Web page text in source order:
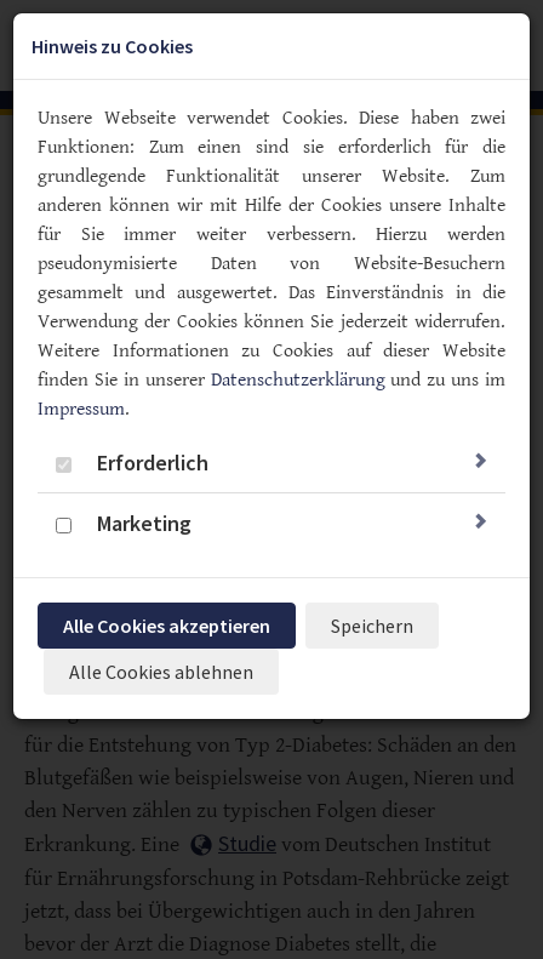
Zum
Hauptinhalt
Vorlesen
Typ 2-Diabetes
Übergewicht schadet
Blutgefäßen schon bevor
Diabetes erkannt wird
24.03.2021
Prävention
Wer schon längere Zeit vor der Diagnose Diabetes Typ 2
übergewichtig war, lebt mit einem deutlich erhöhten
für die Entstehung von Typ 2-Diabetes: Schäden an den
Blutgefäßen wie beispielsweise von Augen, Nieren und
den Nerven zählen zu typischen Folgen dieser
Erkrankung. Eine
Studie vom Deutschen Institut
für Ernährungsforschung in Potsdam-Rehbrücke zeigt
jetzt, dass bei Übergewichtigen auch in den Jahren
bevor der Arzt die Diagnose Diabetes stellt, die
Hinweis zu Cookies
Unsere Webseite verwendet Cookies. Diese haben zwei
Funktionen: Zum einen sind sie erforderlich für die
grundlegende Funktionalität unserer Website. Zum
anderen können wir mit Hilfe der Cookies unsere Inhalte
für Sie immer weiter verbessern. Hierzu werden
pseudonymisierte Daten von Website-Besuchern
gesammelt und ausgewertet. Das Einverständnis in die
Verwendung der Cookies können Sie jederzeit widerrufen.
Weitere Informationen zu Cookies auf dieser Website
finden Sie in unserer Datenschutzerklärungund zu uns im
Impressum.
Erforderlich
Marketing
Alle Cookies akzeptieren
Speichern
Alle Cookies ablehnen